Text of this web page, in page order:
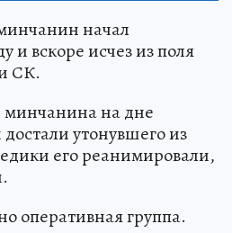
начал
и вскоре исчез из поля
СК.
минчанина на дне
утонувшего из
его реанимировали,
оперативная группа.